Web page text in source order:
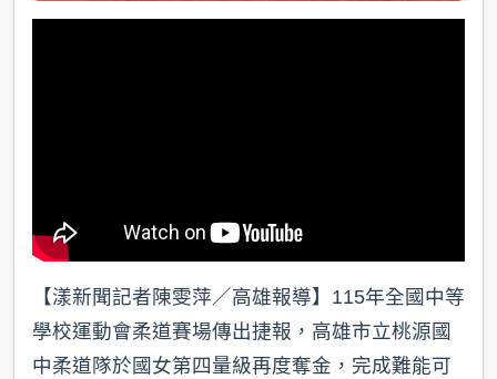
【漾新聞記者陳雯萍／高雄報導】115年全國中等
學校運動會柔道賽場傳出捷報，高雄市立桃源國
中柔道隊於國女第四量級再度奪金，完成難能可